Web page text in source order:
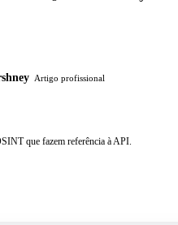
Artigo profissional
que fazem referência à API.